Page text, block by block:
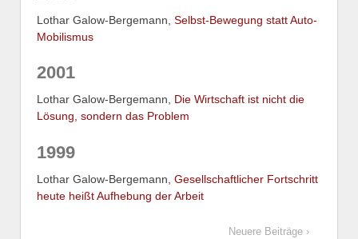
Lothar Galow-Bergemann, Selbst-Bewegung statt Auto-
Mobilismus
2001
Lothar Galow-Bergemann, Die Wirtschaft ist nicht die
Lösung, sondern das Problem
1999
Lothar Galow-Bergemann, Gesellschaftlicher Fortschritt
heute heißt Aufhebung der Arbeit
Neuere Beiträge ›